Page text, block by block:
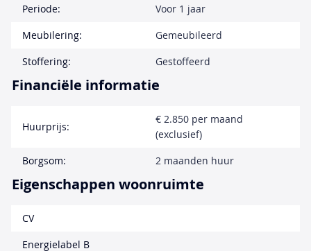
Periode:
Voor 1 jaar
Meubilering:
Gemeubileerd
Stoffering:
Gestoffeerd
Financiële informatie
Huurprijs:
€ 2.850 per maand
(exclusief)
Borgsom:
2 maanden huur
Eigenschappen woonruimte
CV
Energielabel B